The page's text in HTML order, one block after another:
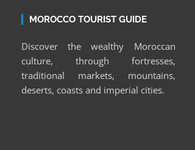
MOROCCO TOURIST GUIDE
Discover the wealthy Moroccan
culture, through fortresses,
traditional markets, mountains,
deserts, coasts and imperial cities.